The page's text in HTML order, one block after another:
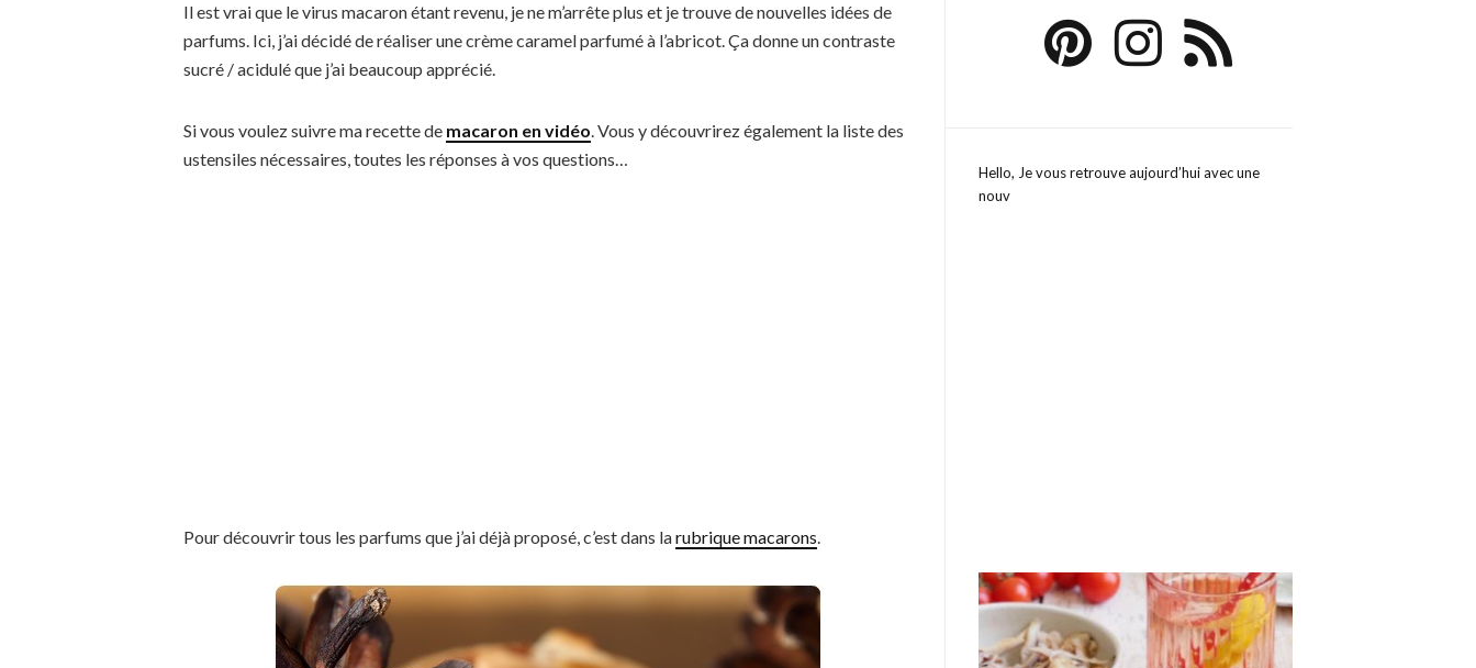
Il est vrai que le virus macaron étant revenu, je ne m’arrête plus et je trouve de nouvelles idées de
parfums. Ici, j’ai décidé de réaliser une crème caramel parfumé à l’abricot. Ça donne un contraste
sucré / acidulé que j’ai beaucoup apprécié.
Si vous voulez suivre ma recette de macaron en vidéo. Vous y découvrirez également la liste des
ustensiles nécessaires, toutes les réponses à vos questions…
Pour découvrir tous les parfums que j’ai déjà proposé, c’est dans larubrique macarons.
Hello, Je vous retrouve aujourd’hui avec une
nouv